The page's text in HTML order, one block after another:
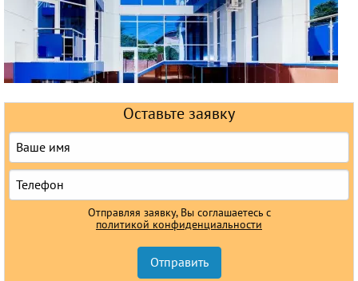
Оставьте заявку
Отправляя заявку, Вы соглашаетесь с
политикой конфиденциальности